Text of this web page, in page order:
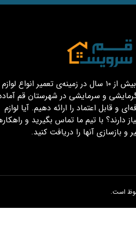
با تخصص و تجربه‌ی بیش از ۱۰ سال در زمینه‌ی تعمیر انواع لوازم
و سرمایشی در شهرستان قم
و قابل اعتماد را ارائه دهیم. آیا لوازم
دارند؟ با تیم ما تماس بگیرید و
و بازسازی آنها را دریافت کنید.
است.